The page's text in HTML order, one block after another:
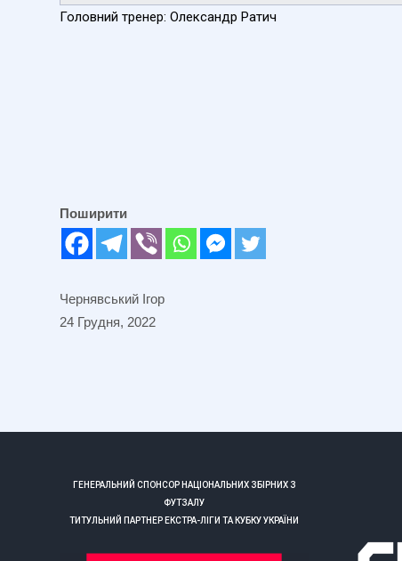
Головний тренер: Олександр Ратич
Поширити
Чернявський Ігор
24 Грудня, 2022
ГЕНЕРАЛЬНИЙ СПОНСОР НАЦІОНАЛЬНИХ ЗБІРНИХ З
ФУТЗАЛУ
ТИТУЛЬНИЙ ПАРТНЕР ЕКСТРА-ЛІГИ ТА КУБКУ УКРАЇНИ